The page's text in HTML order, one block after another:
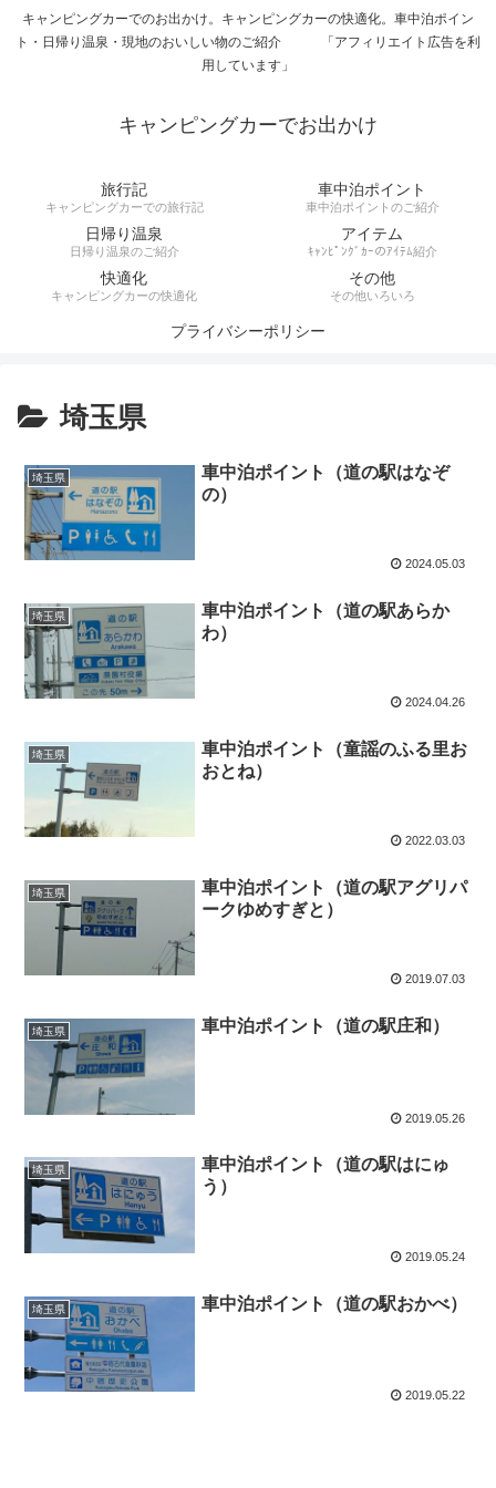
キャンピングカーでのお出かけ。キャンピングカーの快適化。車中泊ポイン
ト・日帰り温泉・現地のおいしい物のご紹介 「アフィリエイト広告を利
用しています」
キャンピングカーでお出かけ
旅行記
キャンピングカーでの旅行記
車中泊ポイント
車中泊ポイントのご紹介
日帰り温泉
日帰り温泉のご紹介
アイテム
ｷｬﾝﾋﾟﾝｸﾞｶｰのｱｲﾃﾑ紹介
快適化
キャンピングカーの快適化
その他
その他いろいろ
プライバシーポリシー
埼玉県
埼玉県
車中泊ポイント（道の駅はなぞ
の）
2024.05.03
埼玉県
車中泊ポイント（道の駅あらか
わ）
2024.04.26
埼玉県
車中泊ポイント（童謡のふる里お
おとね）
2022.03.03
埼玉県
車中泊ポイント（道の駅アグリパ
ークゆめすぎと）
2019.07.03
埼玉県 車中泊ポイント（道の駅庄和）
2019.05.26
埼玉県
車中泊ポイント（道の駅はにゅ
う）
2019.05.24
埼玉県 車中泊ポイント（道の駅おかべ）
2019.05.22